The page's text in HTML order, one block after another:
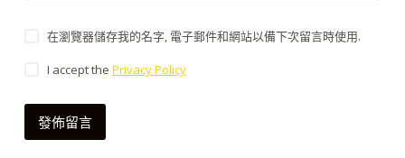
在瀏覽器儲存我的名字, 電子郵件和網站以備下次留言時使用.
I accept thePrivacy Policy
發佈留言